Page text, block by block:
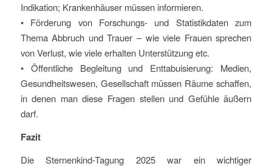
Indikation; Krankenhäuser müssen informieren.
• Förderung von Forschungs- und Statistikdaten zum
Thema Abbruch und Trauer – wie viele Frauen sprechen
von Verlust, wie viele erhalten Unterstützung etc.
• Öffentliche Begleitung und Enttabuisierung: Medien,
Gesundheitswesen, Gesellschaft müssen Räume schaffen,
in denen man diese Fragen stellen und Gefühle äußern
darf.
Fazit
Die Sternenkind-Tagung 2025 war ein wichtiger